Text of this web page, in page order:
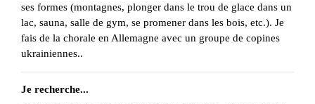
ses formes (montagnes, plonger dans le trou de glace dans un
lac, sauna, salle de gym, se promener dans les bois, etc.). Je
fais de la chorale en Allemagne avec un groupe de copines
ukrainiennes..
Je recherche...